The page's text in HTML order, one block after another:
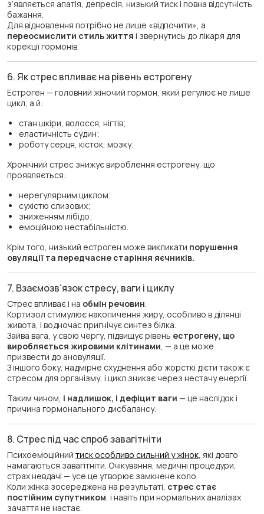
з’являється апатія, депресія, низький тиск і повна відсутність
бажання.
Для відновлення потрібно не лише «відпочити», а
переосмислити стиль життя і звернутись до лікаря для
корекції гормонів.
6. Як стрес впливає на рівень естрогену
Естроген — головний жіночий гормон, який регулює не лише
цикл, а й:
стан шкіри, волосся, нігтів;
еластичність судин;
роботу серця, кісток, мозку.
Хронічний стрес знижує вироблення естрогену, що
проявляється:
нерегулярним циклом;
сухістю слизових;
зниженням лібідо;
емоційною нестабільністю.
Крім того, низький естроген може викликати порушення
овуляції та передчасне старіння яєчників.
7. Взаємозв’язок стресу, ваги і циклу
Стрес впливає і на обмін речовин
Кортизол стимулює накопичення жиру, особливо в ділянці
живота, і водночас пригнічує синтез білка.
Зайва вага, у свою чергу, підвищує рівень естрогену, що
виробляється жировими клітинами , — а це може
призвести до ановуляції.
З іншого боку, надмірне схуднення або жорсткі дієти також є
стресом для організму, і цикл зникає через нестачу енергії.
Таким чином, і надлишок, і дефіцит ваги — це наслідок і
причина гормонального дисбалансу.
8. Стрес під час спроб завагітніти
Психоемоційний тиск особливо сильний у жінок , які довго
намагаються завагітніти. Очікування, медичні процедури,
страх невдачі — усе це утворює замкнене коло.
Коли жінка зосереджена на результаті, стрес стає
постійним супутником , і навіть при нормальних аналізах
зачаття не настає.